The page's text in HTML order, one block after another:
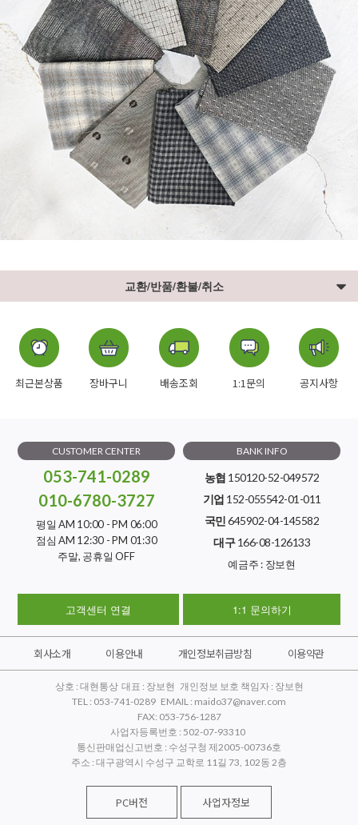
교환/반품/환불/취소
최근본상품 장바구니 배송조회 1:1문의 공지사항
CUSTOMER CENTER
053-741-0289
010-6780-3727
평일 AM 10:00 - PM 06:00
점심 AM 12:30 - PM 01:30
주말, 공휴일 OFF
BANK INFO
농협 150120-52-049572
기업 152-055542-01-011
국민645902-04-145582
대구166-08-126133
예금주 : 장보현
고객센터 연결 1:1 문의하기
회사소개 이용안내 개인정보취급방침 이용약관
상호 : 대현통상 대표 : 장보현 개인정보 보호 책임자 : 장보현
TEL : 053-741-0289 EMAIL : maido37@naver.com
FAX: 053-756-1287
사업자등록번호 : 502-07-93310
통신판매업신고번호 : 수성구청 제2005-00736호
주소 : 대구광역시 수성구 교학로 11길 73, 102동 2층
PC버전 사업자정보